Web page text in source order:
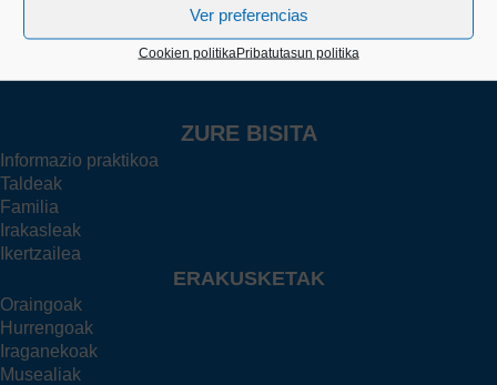
Ver preferencias
Cookien politikaPribatutasun politika
ZURE BISITA
Informazio praktikoa
Taldeak
Familia
Irakasleak
Ikertzailea
ERAKUSKETAK
Oraingoak
Hurrengoak
Iraganekoak
Musealiak